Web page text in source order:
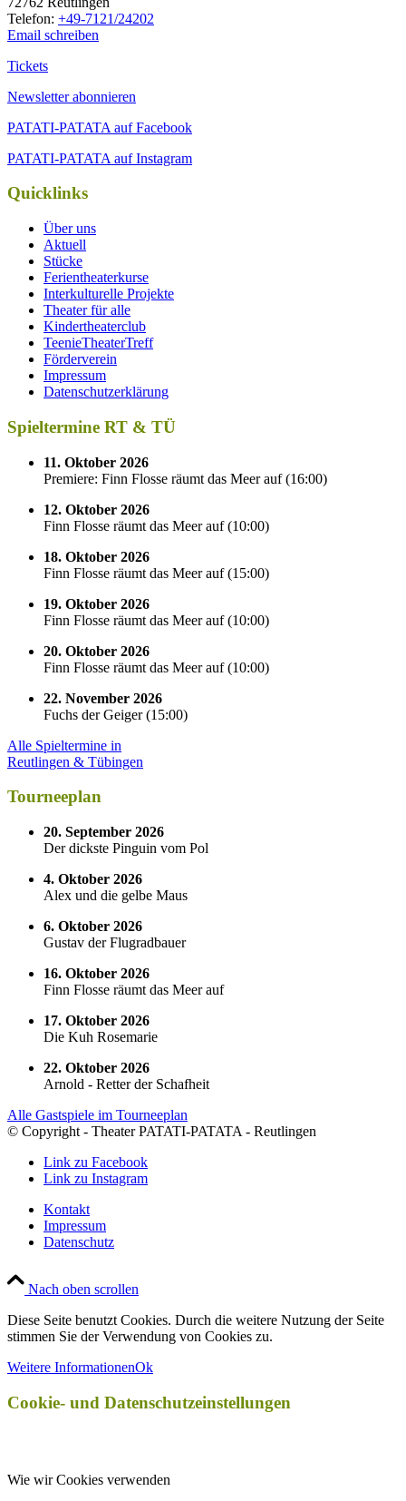
Tele­fon: +49-7121/24202
Email schreiben
Tickets
Newsletter abonnieren
PATATI-PATATA auf Facebook
PATATI-PATATA auf Instagram
Quicklinks
Über uns
Aktuell
Stücke
Ferientheaterkurse
Interkulturelle Projekte
Theater für alle
Kindertheaterclub
TeenieTheaterTreff
Förderverein
Impressum
Datenschutzerklärung
Spieltermine RT & TÜ
11. Oktober 2026
Premiere: Finn Flosse räumt das Meer auf(16:00)
12. Oktober 2026
Finn Flosse räumt das Meer auf(10:00)
18. Oktober 2026
Finn Flosse räumt das Meer auf(15:00)
19. Oktober 2026
Finn Flosse räumt das Meer auf(10:00)
20. Oktober 2026
Finn Flosse räumt das Meer auf(10:00)
22. November 2026
Fuchs der Geiger(15:00)
Alle Spieltermine in
Reutlingen & Tübingen
Tourneeplan
20. September 2026
Der dickste Pinguin vom Pol
4. Oktober 2026
Alex und die gelbe Maus
6. Oktober 2026
Gustav der Flugradbauer
16. Oktober 2026
Finn Flosse räumt das Meer auf
17. Oktober 2026
Die Kuh Rosemarie
22. Oktober 2026
Arnold - Retter der Schafheit
Alle Gastspiele im Tourneeplan
© Copyright - Theater PATATI-PATATA - Reutlingen
Link zu Facebook
Link zu Instagram
Kontakt
Impressum
Datenschutz
Nach oben scrollen
Diese Seite benutzt Cookies. Durch die weitere Nutzung der Seite
stimmen Sie der Verwendung von Cookies zu.
Weitere InformationenOk
Cookie- und Datenschutzeinstellungen
Wie wir Cookies verwenden